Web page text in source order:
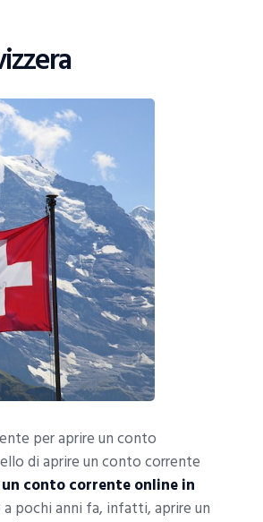
per aprire un conto
di aprire un conto corrente
conto corrente online in
pochi anni fa, infatti, aprire un